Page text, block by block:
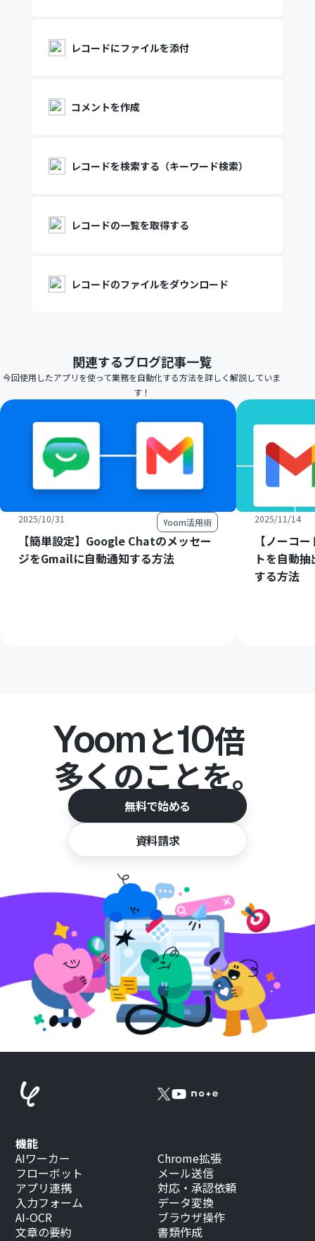
レコードにファイルを添付
コメントを作成
レコードを検索する（キーワード検索）
レコードの一覧を取得する
レコードのファイルをダウンロード
関連するブログ記事一覧
今回使用したアプリを使って業務を自動化する方法を詳しく解説していま
す！
2025/10/31 Yoom活用術
【簡単設定】Google Chatのメッセー
ジをGmailに自動通知する方法
2025/11/14
【ノーコ
トを自動
する方法
Yoomと10倍
多くのことを。
無料で始める
資料請求
機能
AIワーカー
フローボット
アプリ連携
入力フォーム
AI-OCR
文章の要約
Chrome拡張
メール送信
対応・承認依頼
データ変換
ブラウザ操作
書類作成